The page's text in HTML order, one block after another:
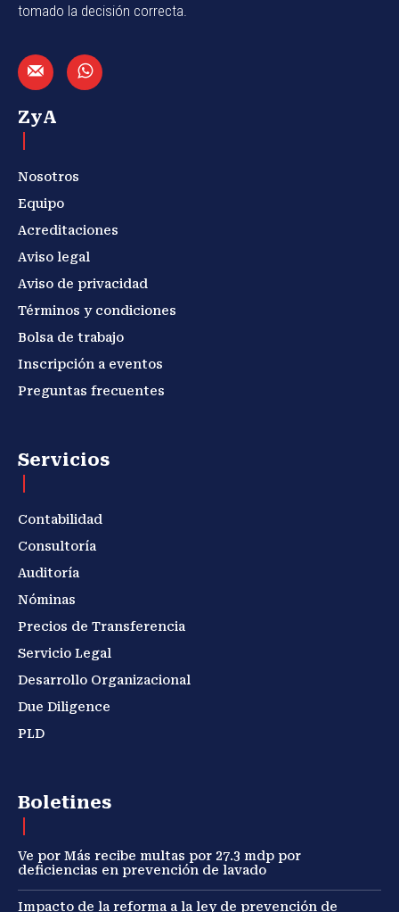
tomado la decisión correcta.
ZyA
Nosotros
Equipo
Acreditaciones
Aviso legal
Aviso de privacidad
Términos y condiciones
Bolsa de trabajo
Inscripción a eventos
Preguntas frecuentes
Servicios
Contabilidad
Consultoría
Auditoría
Nóminas
Precios de Transferencia
Servicio Legal
Desarrollo Organizacional
Due Diligence
PLD
Boletines
Ve por Más recibe multas por 27.3 mdp por
deficiencias en prevención de lavado
Impacto de la reforma a la ley de prevención de